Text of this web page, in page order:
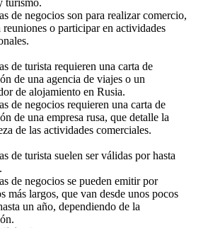
de negocios son para realizar comercio,
reuniones o participar en actividades
de turista requieren una carta de
de una agencia de viajes o un
de alojamiento en Rusia.
de negocios requieren una carta de
de una empresa rusa, que detalle la
de las actividades comerciales.
de turista suelen ser válidas por hasta
de negocios se pueden emitir por
más largos, que van desde unos pocos
un año, dependiendo de la